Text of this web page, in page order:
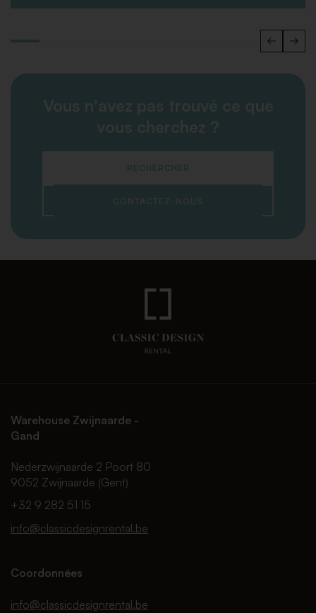
Vous n'avez pas trouvé ce que
vous cherchez ?
RECHERCHER
CONTACTEZ-NOUS
Warehouse Zwijnaarde -
Gand
Nederzwijnaarde 2 Poort 80
9052 Zwijnaarde (Gent)
+32 9 282 51 15
info@classicdesignrental.be
Coordonnées
info@classicdesignrental.be